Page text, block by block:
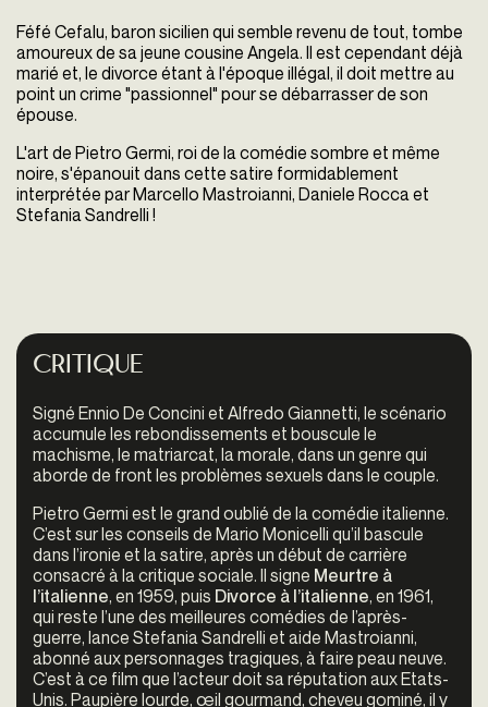
Féfé Cefalu, baron sicilien qui semble revenu de tout, tombe
amoureux de sa jeune cousine Angela. Il est cependant déjà
marié et, le divorce étant à l'époque illégal, il doit mettre au
point un crime "passionnel" pour se débarrasser de son
épouse.
L'art de Pietro Germi, roi de la comédie sombre et même
noire, s'épanouit dans cette satire formidablement
interprétée par Marcello Mastroianni, Daniele Rocca et
Stefania Sandrelli !
Critique
Signé Ennio De Concini et Alfredo Giannetti, le scénario
accumule les rebondissements et bouscule le
machisme, le matriarcat, la morale, dans un genre qui
aborde de front les problèmes sexuels dans le couple.
Pietro Germi est le grand oublié de la comédie italienne.
C’est sur les conseils de Mario Monicelli qu’il bascule
dans l’ironie et la satire, après un début de carrière
consacré à la critique sociale. Il signe Meurtre à
l’italienne, en 1959, puis Divorce à l’italienne, en 1961,
qui reste l’une des meilleures comédies de l’après-
guerre, lance Stefania Sandrelli et aide Mastroianni,
abonné aux personnages tragiques, à faire peau neuve.
C’est à ce film que l’acteur doit sa réputation aux Etats-
Unis. Paupière lourde, œil gourmand, cheveu gominé, il y